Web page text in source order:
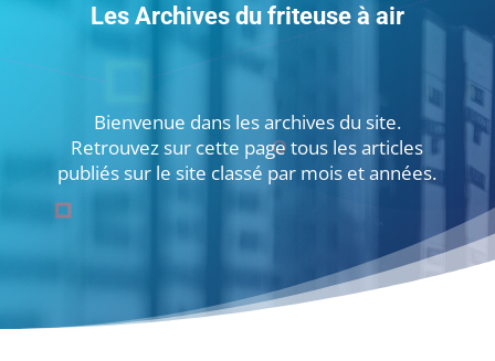
Les Archives du friteuse à air
Bienvenue dans les archives du site.
Retrouvez sur cette page tous les articles
publiés sur le site classé par mois et années.